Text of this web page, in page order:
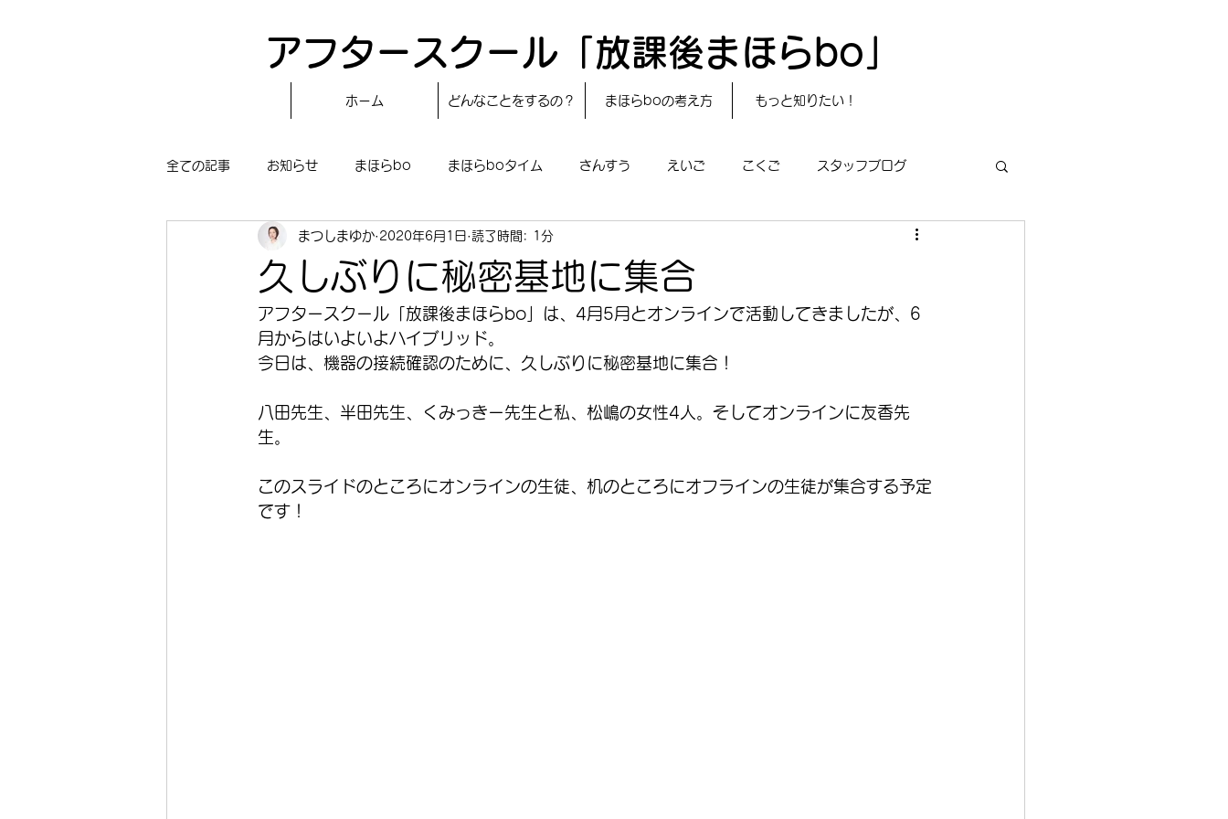
アフタースクール「放課後まほらbo」
ホーム どんなことをするの？ まほらboの考え方 もっと知りたい！
全ての記事 お知らせ まほらbo まほらboタイム さんすう えいご こくご スタッフブログ
〝自分で作る〟もぐもぐタイム レシピ 24節気
まほらboの学習／仕事 まほらboのあそび まほらboの催し／行事 まほらじお SDGs 今日は何の日？
久しぶりに秘密基地に集合
まつしまゆか 2020年6月1日 読了時間: 1分
アフタースクール「放課後まほらbo」は、4月5月とオンラインで活動してきましたが、6
月からはいよいよハイブリッド。
今日は、機器の接続確認のために、久しぶりに秘密基地に集合！
八田先生、半田先生、くみっきー先生と私、松嶋の女性4人。そしてオンラインに友香先
生。
このスライドのところにオンラインの生徒、机のところにオフラインの生徒が集合する予定
です！